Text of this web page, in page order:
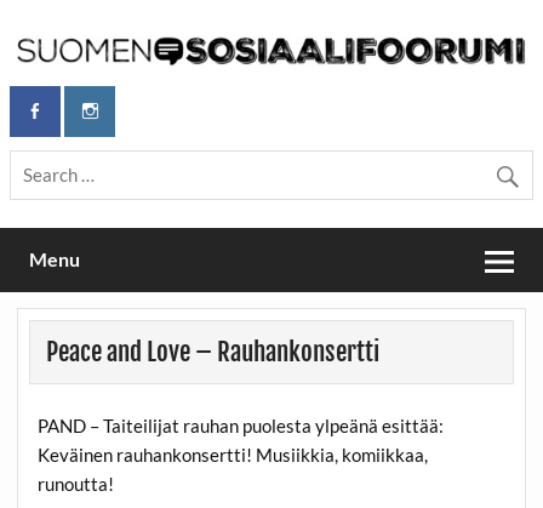
content
Maailmanparannuspäivät / Suomen
Sosiaalifoorumi
Maailmanparannuspäivät Lapinlahden Lähteellä, Helsingissä
26.–27.9.2026
Menu
Peace and Love – Rauhankonsertti
PAND – Taiteilijat rauhan puolesta ylpeänä esittää:
Keväinen rauhankonsertti! Musiikkia, komiikkaa,
runoutta!